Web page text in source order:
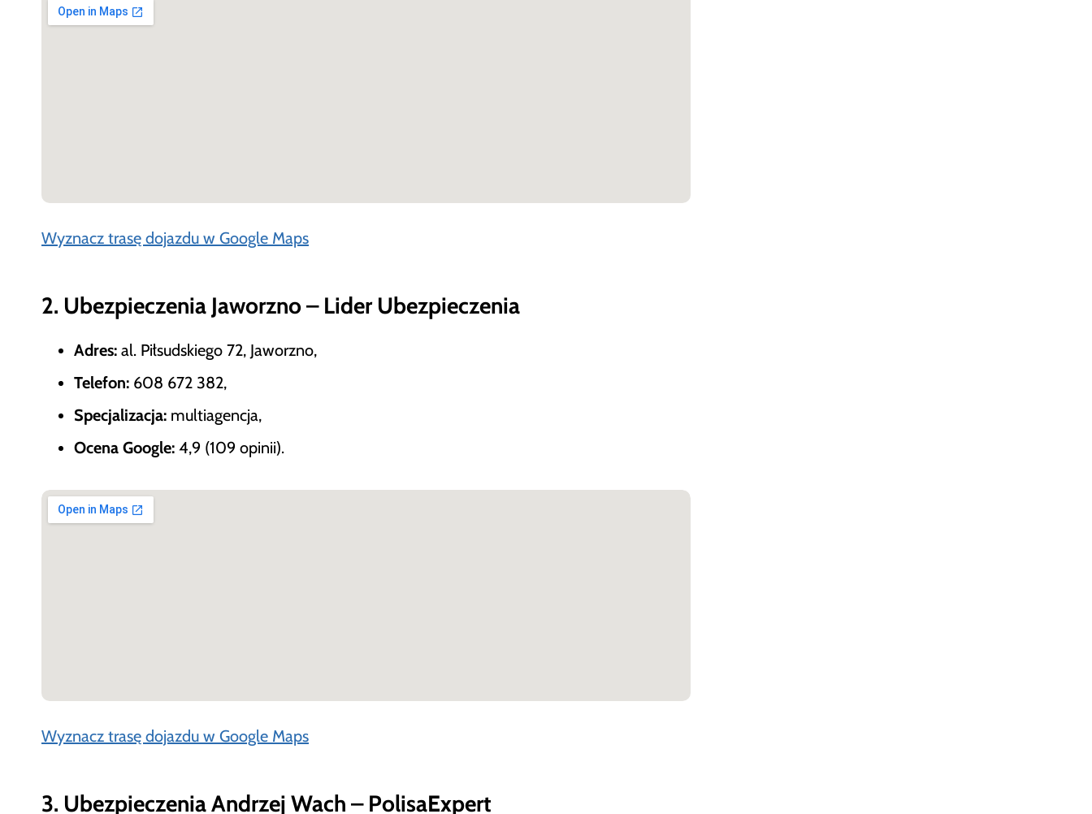
Wyznacz trasę dojazdu w Google Maps
2. Ubezpieczenia Jaworzno – Lider Ubezpieczenia
Adres: al. Piłsudskiego 72, Jaworzno,
Telefon: 608 672 382,
Specjalizacja: multiagencja,
Ocena Google: 4,9 (109 opinii).
Wyznacz trasę dojazdu w Google Maps
3. Ubezpieczenia Andrzej Wach – PolisaExpert